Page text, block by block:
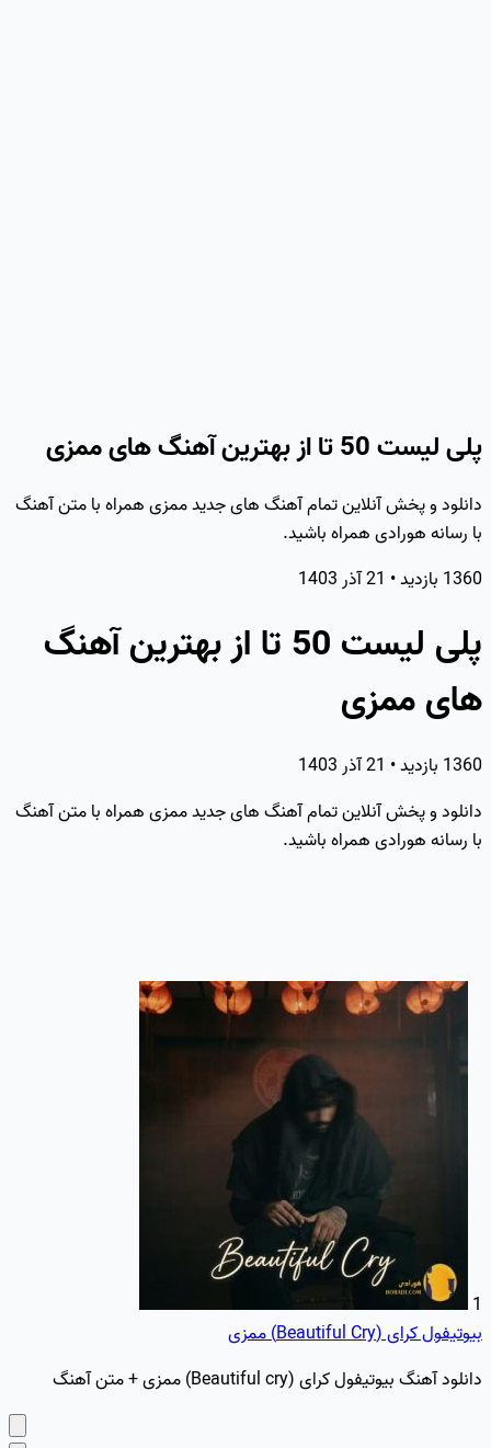
پلی لیست 50 تا از بهترین آهنگ های ممزی
دانلود و پخش آنلاین تمام آهنگ های جدید ممزی همراه با متن آهنگ
با رسانه هورادی همراه باشید.
1360 بازدید
• 21 آذر 1403
پلی لیست 50 تا از بهترین آهنگ
های ممزی
1360 بازدید • 21 آذر 1403
دانلود و پخش آنلاین تمام آهنگ های جدید ممزی همراه با متن آهنگ
با رسانه هورادی همراه باشید.
1
بیوتیفول کرای (Beautiful Cry) ممزی
دانلود آهنگ بیوتیفول کرای (Beautiful cry) ممزی + متن آهنگ